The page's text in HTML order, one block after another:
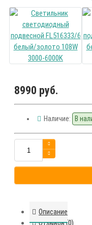
8990 руб.
Наличие: В
Описание
Отзывов (0)